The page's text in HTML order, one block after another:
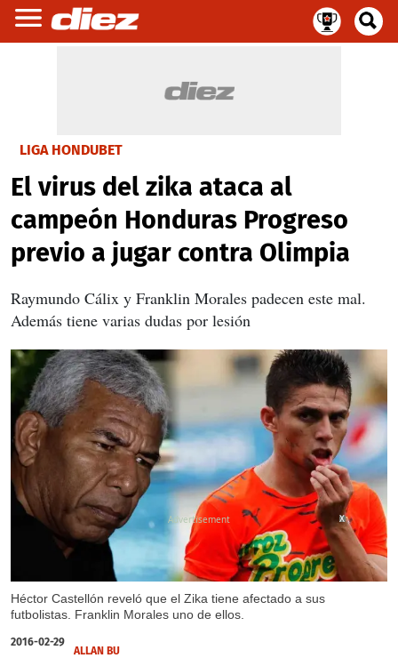
LIGA HONDUBET
El virus del zika ataca al
campeón Honduras Progreso
previo a jugar contra Olimpia
Raymundo Cálix y Franklin Morales padecen este mal.
Además tiene varias dudas por lesión
Héctor Castellón reveló que el Zika tiene afectado a sus
futbolistas. Franklin Morales uno de ellos.
X
2016-02-29
ALLAN BU